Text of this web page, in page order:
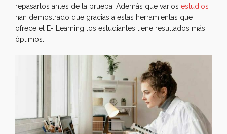
repasarlos antes de la prueba. Además que varios estudios
han demostrado que gracias a estas herramientas que
ofrece el E- Learning los estudiantes tiene resultados más
óptimos.